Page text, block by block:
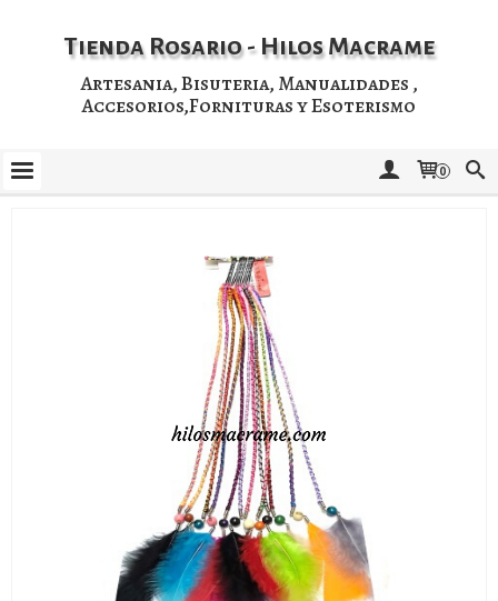
Tienda Rosario - Hilos Macrame
Artesania, Bisuteria, Manualidades ,
Accesorios,Fornituras y Esoterismo
0